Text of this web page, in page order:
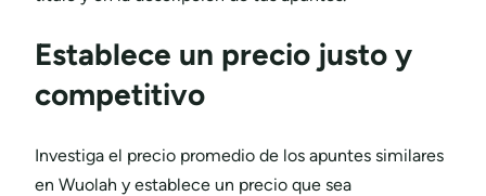
Establece un precio justo y
competitivo
Investiga el precio promedio de los apuntes similares
en Wuolah y establece un precio que sea